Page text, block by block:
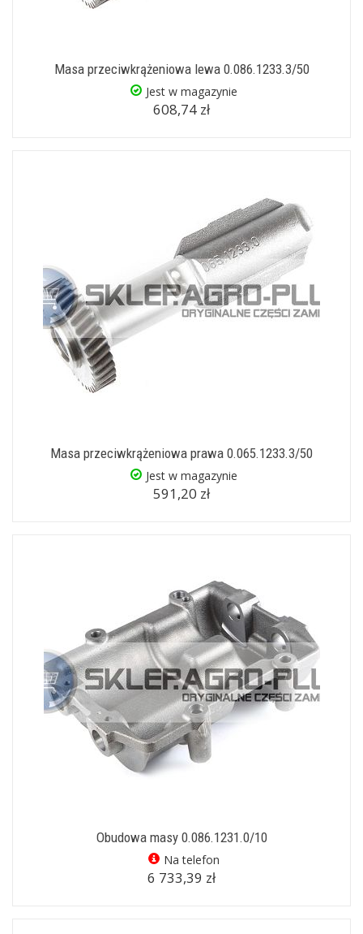
Masa przeciwkrążeniowa lewa 0.086.1233.3/50
Jest w magazynie
608,74 zł
Masa przeciwkrążeniowa prawa 0.065.1233.3/50
Jest w magazynie
591,20 zł
Obudowa masy 0.086.1231.0/10
Na telefon
6 733,39 zł